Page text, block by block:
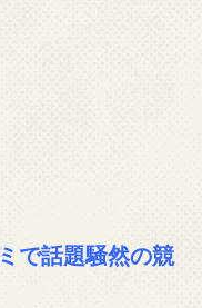
で話題騒然の競